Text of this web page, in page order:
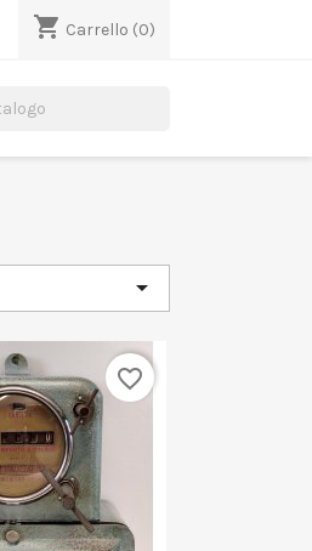
shopping_cart Carrello (0)

favorite_border